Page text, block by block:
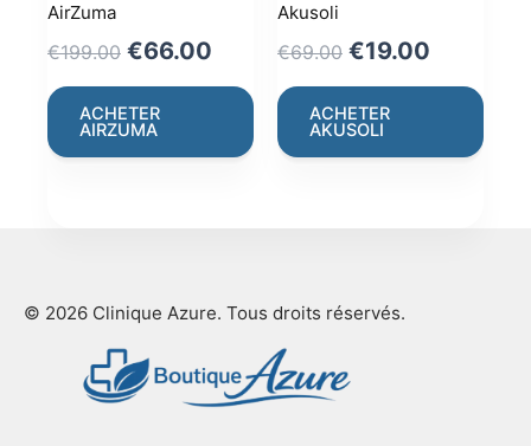
AirZuma
€199.00 Original
price
was:
€199.00.
€66.00 Current
price
€66.00.
ACHETER
AIRZUMA
Akusoli
€69.00 Original
price
was:
€69.00.
€19.00
price
€19.00.
ACHETER
AKUSOLI
© 2026 Clinique Azure. Tous droits réservés.